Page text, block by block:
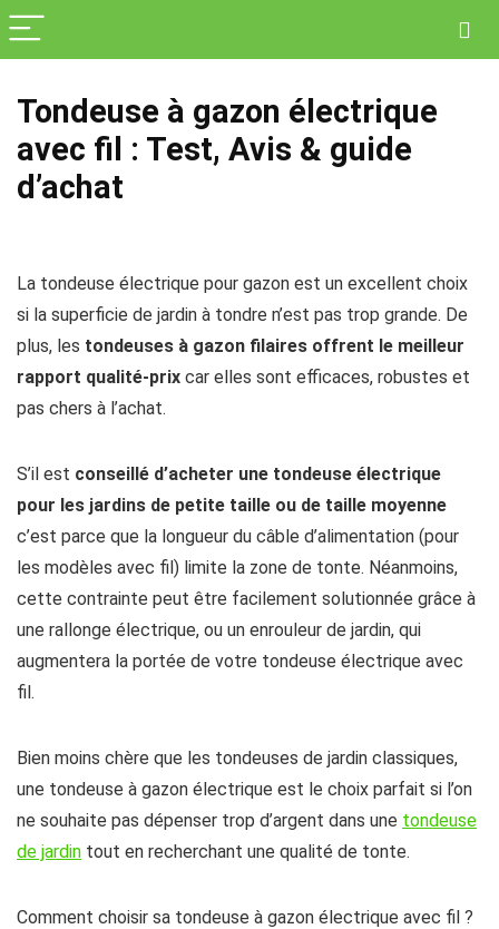
Tondeuse à gazon électrique
avec fil : Test, Avis & guide
d’achat
La tondeuse électrique pour gazon est un excellent choix
si la superficie de jardin à tondre n’est pas trop grande. De
plus, les tondeuses à gazon filaires offrent le meilleur
rapport qualité-prix car elles sont efficaces, robustes et
pas chers à l’achat.
S’il est conseillé d’acheter une tondeuse électrique
pour les jardins de petite taille ou de taille moyenne
c’est parce que la longueur du câble d’alimentation (pour
les modèles avec fil) limite la zone de tonte. Néanmoins,
cette contrainte peut être facilement solutionnée grâce à
une rallonge électrique, ou un enrouleur de jardin, qui
augmentera la portée de votre tondeuse électrique avec
fil.
Bien moins chère que les tondeuses de jardin classiques,
une tondeuse à gazon électrique est le choix parfait si l’on
ne souhaite pas dépenser trop d’argent dans une tondeuse
de jardin tout en recherchant une qualité de tonte.
Comment choisir sa tondeuse à gazon électrique avec fil ?